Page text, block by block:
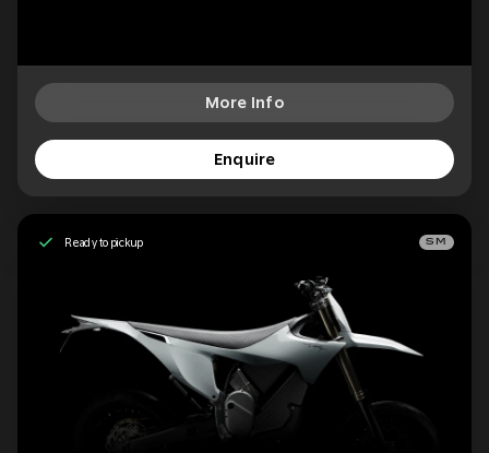
More Info
Enquire
Ready to pickup SM